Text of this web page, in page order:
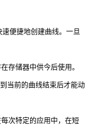
便捷地创建曲线。一旦
存储器中供今后使用。
当前的曲线结束后才能动
次特定的应用中，在短